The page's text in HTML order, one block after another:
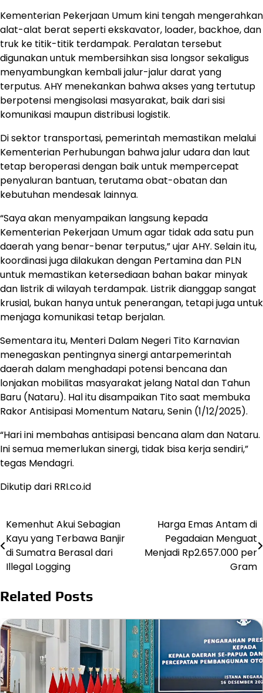
Kementerian Pekerjaan Umum kini tengah mengerahkan
alat-alat berat seperti ekskavator, loader, backhoe, dan
truk ke titik-titik terdampak. Peralatan tersebut
digunakan untuk membersihkan sisa longsor sekaligus
menyambungkan kembali jalur-jalur darat yang
terputus. AHY menekankan bahwa akses yang tertutup
berpotensi mengisolasi masyarakat, baik dari sisi
komunikasi maupun distribusi logistik.
Di sektor transportasi, pemerintah memastikan melalui
Kementerian Perhubungan bahwa jalur udara dan laut
tetap beroperasi dengan baik untuk mempercepat
penyaluran bantuan, terutama obat-obatan dan
kebutuhan mendesak lainnya.
“Saya akan menyampaikan langsung kepada
Kementerian Pekerjaan Umum agar tidak ada satu pun
daerah yang benar-benar terputus,” ujar AHY. Selain itu,
koordinasi juga dilakukan dengan Pertamina dan PLN
untuk memastikan ketersediaan bahan bakar minyak
dan listrik di wilayah terdampak. Listrik dianggap sangat
krusial, bukan hanya untuk penerangan, tetapi juga untuk
menjaga komunikasi tetap berjalan.
Sementara itu, Menteri Dalam Negeri Tito Karnavian
menegaskan pentingnya sinergi antarpemerintah
daerah dalam menghadapi potensi bencana dan
lonjakan mobilitas masyarakat jelang Natal dan Tahun
Baru (Nataru). Hal itu disampaikan Tito saat membuka
Rakor Antisipasi Momentum Nataru, Senin (1/12/2025).
“Hari ini membahas antisipasi bencana alam dan Nataru.
Ini semua memerlukan sinergi, tidak bisa kerja sendiri,”
tegas Mendagri.
Dikutip dari RRI.co.id
Post
navigation
Kemenhut Akui Sebagian
Kayu yang Terbawa Banjir
di Sumatra Berasal dari
Illegal Logging
Harga Emas Antam di
Pegadaian Menguat
Menjadi Rp2.657.000 per
Gram
Related Posts